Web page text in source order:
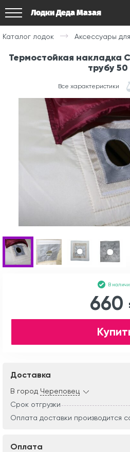
Лодки Деда Мазая
Каталог лодок Аксессуары
Термостойкая накладка
трубу
Все характеристики
В
660
Доставка
В город Череповец
Срок отгрузки
Оплата доставки производится
Оплата